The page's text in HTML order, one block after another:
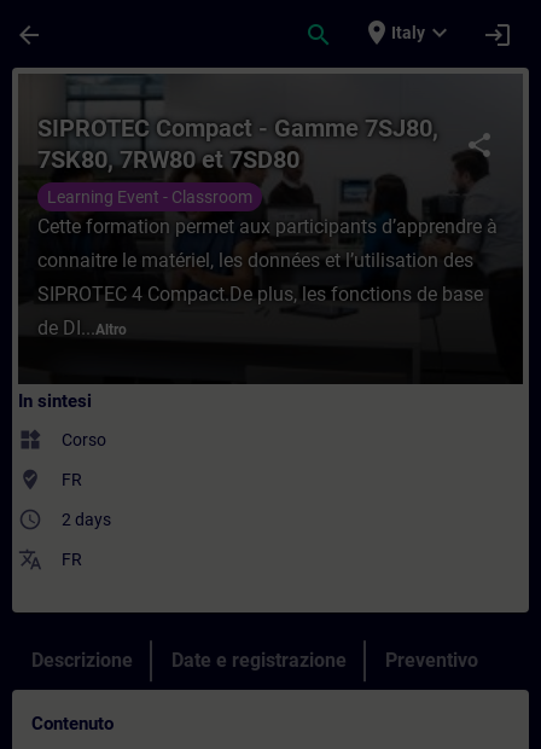
arrow_back search place Italy expand_more login
Corso - SIPROTEC Compact - Gamme
share
SIPROTEC Compact - Gamme 7SJ80,
7SK80, 7RW80 et 7SD80
Learning Event - Classroom
Cette formation permet aux participants d’apprendre à
connaitre le matériel, les données et l’utilisation des
SIPROTEC 4 Compact.De plus, les fonctions de base
de DI...Altro
In sintesi
widgets Corso
where_to_vote FR
access_time 2 days
translate FR
Descrizione Date e registrazione Preventivo
Contenuto